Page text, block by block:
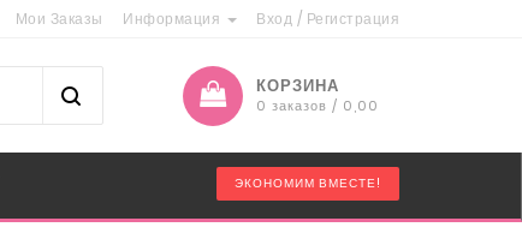
Мои Заказы Информация Вход / Регистрация
КОРЗИНА
0 заказов / 0,00
ЭКОНОМИМ ВМЕСТЕ!